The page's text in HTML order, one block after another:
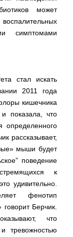
может
симптомами
стал искать
2011 года
кишечника
показала, что
определенного
рассказывает,
мыши будет
поведение
к
удивительно.
фенотип
Берчик.
что
тревожностью